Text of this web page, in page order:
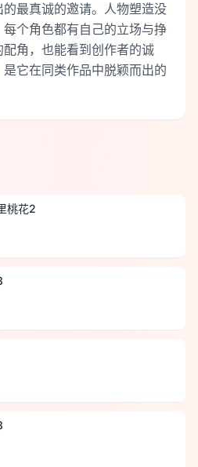
最真诚的邀请。人物塑造没
个角色都有自己的立场与挣
角，也能看到创作者的诚
它在同类作品中脱颖而出的
桃花2